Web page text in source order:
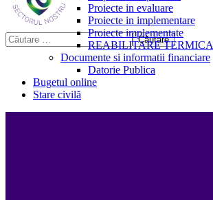
Proiecte in evaluare
Proiecte in implementare
Proiecte implementate
REABILITARE TERMICA
Documente si informatii financiare
Datorie Publica
Bugetul online
Stare civilă